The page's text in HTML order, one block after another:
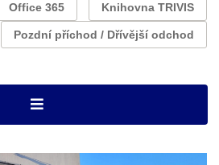
Office 365 Knihovna TRIVIS
Pozdní příchod / Dřívější odchod